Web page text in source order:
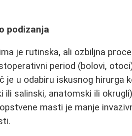
podizanja
je rutinska, ali ozbiljna
period (bolovi,
je u odabiru iskusnog hirurga
salinski, anatomski ili
masti je manje